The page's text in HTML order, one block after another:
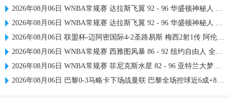
2026年08月06日 WNBA常规赛 达拉斯飞翼 92 - 96 华盛顿神秘人 全场集锦
2026年08月06日 WNBA常规赛 达拉斯飞翼 92 - 96 华盛顿神秘人 全场集锦
2026年08月06日 联盟杯-迈阿密国际4-2圣路易斯 梅西2射1传 阿伦助攻戴帽
2026年08月06日 WNBA常规赛 西雅图风暴 86 - 92 纽约自由人 全场集锦
2026年08月06日 WNBA常规赛 菲尼克斯水星 82 - 96 亚特兰大梦想 全场集锦
2026年08月06日 巴黎0-3马略卡下场战曼联 巴黎全场控球近6成+8射3正未果